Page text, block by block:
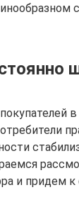
в
и придем к